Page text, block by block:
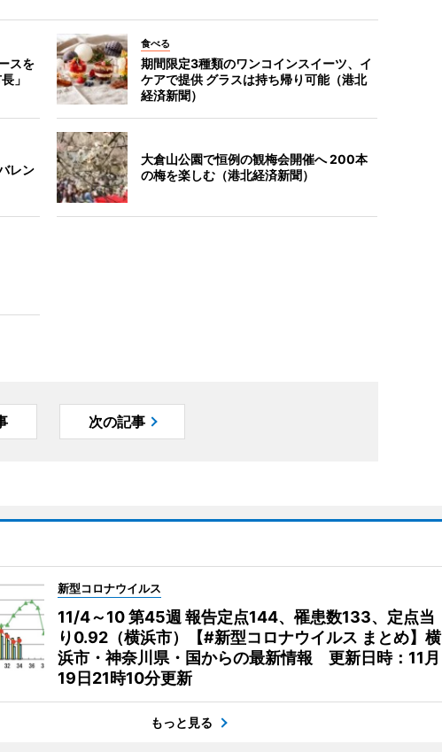
スを
」
食べる
期間限定3種類のワンコインスイーツ、イ
ケアで提供 グラスは持ち帰り可能（港北
経済新聞）
レン
大倉山公園で恒例の観梅会開催へ 200本
の梅を楽しむ（港北経済新聞）
次の記事
新型コロナウイルス
11/4～10 第45週 報告定点144、罹患数133、定点当
り0.92（横浜市）【#新型コロナウイルス まとめ】横
浜市・神奈川県・国からの最新情報 更新日時：11月
19日21時10分更新
もっと見る